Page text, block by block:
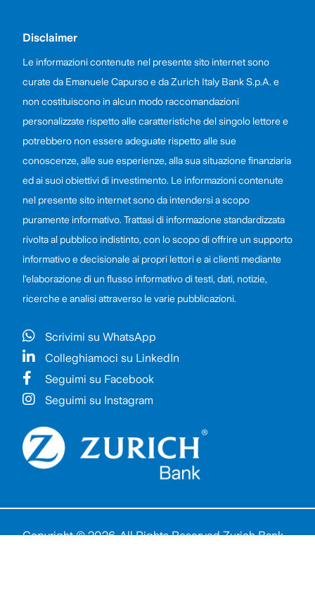
Disclaimer
Le informazioni contenute nel presente sito internet sono
curate da Emanuele Capurso e da Zurich Italy Bank S.p.A. e
non costituiscono in alcun modo raccomandazioni
personalizzate rispetto alle caratteristiche del singolo lettore e
potrebbero non essere adeguate rispetto alle sue
conoscenze, alle sue esperienze, alla sua situazione finanziaria
ed ai suoi obiettivi di investimento. Le informazioni contenute
nel presente sito internet sono da intendersi a scopo
puramente informativo. Trattasi di informazione standardizzata
rivolta al pubblico indistinto, con lo scopo di offrire un supporto
informativo e decisionale ai propri lettori e ai clienti mediante
l’elaborazione di un flusso informativo di testi, dati, notizie,
ricerche e analisi attraverso le varie pubblicazioni.
Scrivimi su WhatsApp
Colleghiamoci su LinkedIn
Seguimi su Facebook
Seguimi su Instagram
Copyright © 2026. All Rights Reserved Zurich Bank